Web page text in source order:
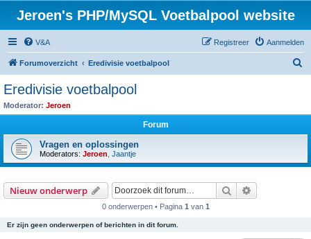
Jeroen's PHP/MySQL Voetbalpool website
V&A Aanmelden
Registreer
Forumoverzicht Eredivisie voetbalpool
Eredivisie voetbalpool
Moderator: Jeroen
Forum
Vragen en oplossingen
Moderators: Jeroen Jaantje
Nieuw onderwerp Zoek
0 onderwerpen • Pagina 1 van 1
Er zijn geen onderwerpen of berichten in dit forum.